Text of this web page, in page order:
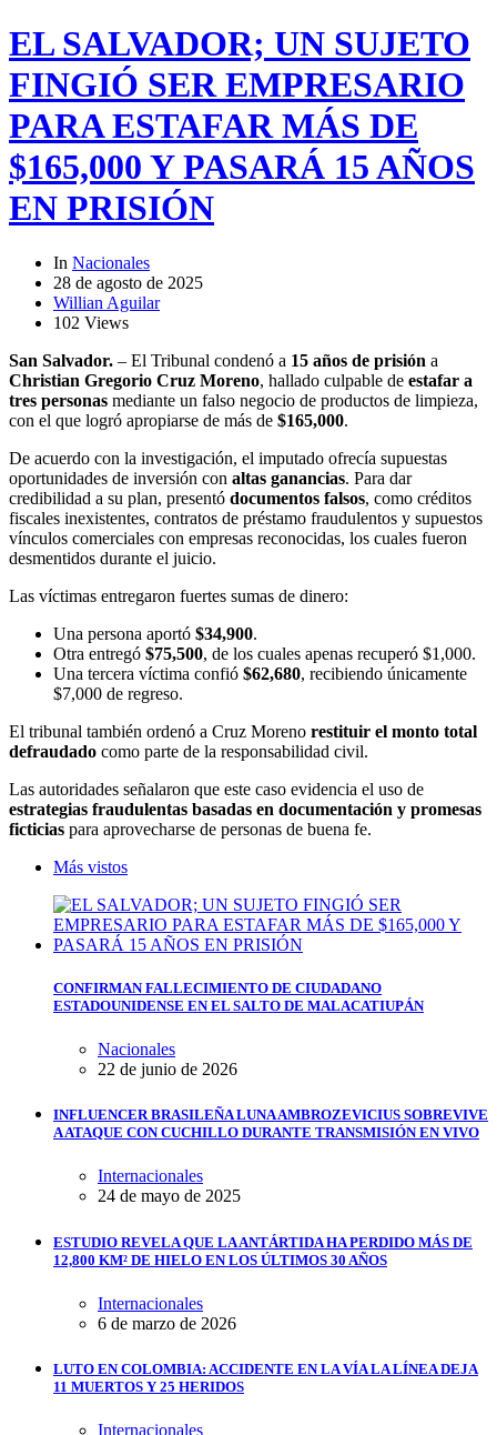
EL SALVADOR; UN SUJETO
FINGIÓ SER EMPRESARIO
PARA ESTAFAR MÁS DE
$165,000 Y PASARÁ 15 AÑOS
EN PRISIÓN
In Nacionales
28 de agosto de 2025
Willian Aguilar
102 Views
San Salvador. – El Tribunal condenó a 15 años de prisión a
Christian Gregorio Cruz Moreno, hallado culpable de estafar a
tres personas mediante un falso negocio de productos de limpieza,
con el que logró apropiarse de más de $165,000.
De acuerdo con la investigación, el imputado ofrecía supuestas
oportunidades de inversión con altas ganancias. Para dar
credibilidad a su plan, presentó documentos falsos, como créditos
fiscales inexistentes, contratos de préstamo fraudulentos y supuestos
vínculos comerciales con empresas reconocidas, los cuales fueron
desmentidos durante el juicio.
Las víctimas entregaron fuertes sumas de dinero:
Una persona aportó $34,900.
Otra entregó $75,500, de los cuales apenas recuperó $1,000.
Una tercera víctima confió $62,680, recibiendo únicamente
$7,000 de regreso.
El tribunal también ordenó a Cruz Moreno restituir el monto total
defraudado como parte de la responsabilidad civil.
Las autoridades señalaron que este caso evidencia el uso de
estrategias fraudulentas basadas en documentación y promesas
ficticias para aprovecharse de personas de buena fe.
Más vistos
CONFIRMAN FALLECIMIENTO DE CIUDADANO
ESTADOUNIDENSE EN EL SALTO DE MALACATIUPÁN
Nacionales
22 de junio de 2026
INFLUENCER BRASILEÑA LUNA AMBROZEVICIUS SOBREVIVE
A ATAQUE CON CUCHILLO DURANTE TRANSMISIÓN EN VIVO
Internacionales
24 de mayo de 2025
ESTUDIO REVELA QUE LA ANTÁRTIDA HA PERDIDO MÁS DE
12,800 KM² DE HIELO EN LOS ÚLTIMOS 30 AÑOS
Internacionales
6 de marzo de 2026
LUTO EN COLOMBIA: ACCIDENTE EN LA VÍA LA LÍNEA DEJA
11 MUERTOS Y 25 HERIDOS
Internacionales